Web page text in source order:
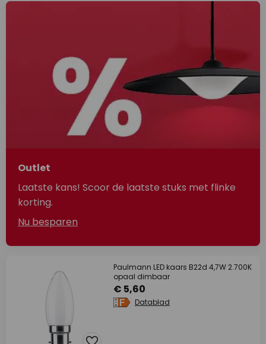
Outlet
Laatste kans! Scoor de laatste stuks met flinke
korting.
Nu besparen
Paulmann LED kaars B22d 4,7W 2.700K
opaal dimbaar
€ 5,60
Datablad